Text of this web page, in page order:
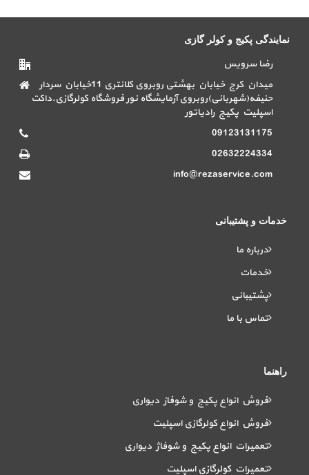
نمایندگی پکیج و کولر گازی
رضا سرویس
میدان کرج خیابان بهشتی روبروی کلانتری 11خیابان سردار
حنیفه(شهربانی)روبروی آزمایشگاه نور فروشگاه کولرگازی.داکت
اسپلیت پکیج رادیاتور
09123131175
02632224334
info@rezaservice.com
خدمات و پشتیبانی
درباره ما
خدمات
پشتیبانی
تماس با ما
راهنما
فروش انواع پکیج و شوفاز دیواری
فروش انواع کولرگازی اسپلیت
تعمیرات انواع پکیج و شوفاژ دیواری
تعمیرات کولرگازی اسپلیت